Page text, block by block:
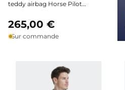
teddy airbag Horse Pilot
pour permettre le déploiement
optimal de votre gilet airbag
Horse Pilot, ce teddy
élégance et liberté lors de
chaque séance à cheval.
265,00 €
Sur commande